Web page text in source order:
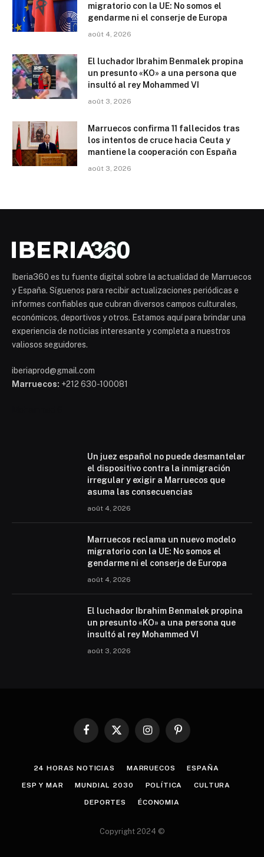
migratorio con la UE: No somos el
gendarme ni el conserje de Europa
août 4, 2026
El luchador Ibrahim Benmalek propina
un presunto «KO» a una persona que
insultó al rey Mohammed VI
août 3, 2026
Marruecos confirma 11 fallecidos tras
los intentos de cruce hacia Ceuta y
mantiene la cooperación con España
août 3, 2026
Iberia360 es tu fuente digital sobre la actualidad de Marruecos
y España. Síguenos para recibir actualizaciones periódicas e
informes confiables que cubran diversos campos culturales,
económicos, deportivos y otros. Estamos aquí para brindar una
experiencia de noticias interesante y completa a nuestros
valiosos seguidores.
iberiaprod@gmail.com
Marruecos: +212 630-100081
Un juez español no puede desmantelar
el dispositivo contra la inmigración
irregular y exigir a Marruecos que
asuma las consecuencias
août 4, 2026
Marruecos reclama un nuevo modelo
migratorio con la UE: No somos el
gendarme ni el conserje de Europa
août 4, 2026
El luchador Ibrahim Benmalek propina
un presunto «KO» a una persona que
insultó al rey Mohammed VI
août 3, 2026
Facebook
X
InstagramPinterest
24 HORAS NOTICIAS MARRUECOS ESPAÑA
ESP Y MAR MUNDIAL 2030 POLÍTICA CULTURA
DEPORTES ÉCONOMIA
Copyright 2024 ©